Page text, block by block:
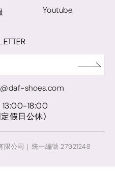
Youtube
shoes.com
18:00
假日公休)
限公司｜統一編號 27921248